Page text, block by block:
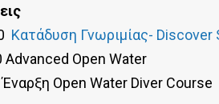
Κατάδυση Γνωριμίας- Discover
Open Water
Open Water Diver Course